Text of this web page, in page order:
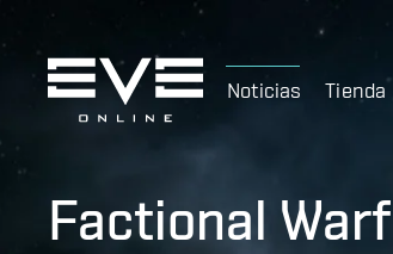
Noticias Tienda
Factional